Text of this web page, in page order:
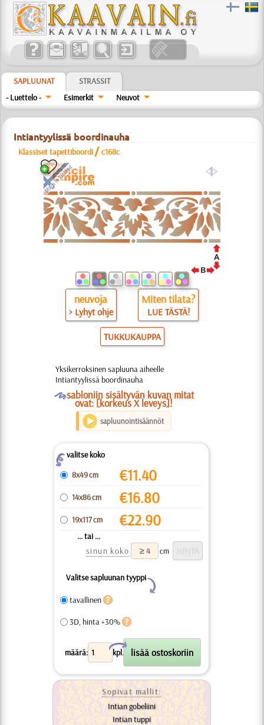
SAPLUUNAT
STRASSIT
- Luettelo -
Esimerkit Neuvot
Intiantyylissä boordinauha
Klassiset tapettiboordi /c168c
a
neuvoja
> Lyhyt ohje
Miten tilata?
LUE TÄSTÄ!
TUKKUKAUPPA
Yksikerroksinen sapluuna aiheelle
Intiantyylissä boordinauha
Osabloniin sisältyvän kuvan mitat
ovat: [korkeus X leveys]!
sapluunointisäännöt
Zvalitse koko
8x49 cm
€11.40
14x86 cm €16.80
19x117 cm €22.90
... tai ...
sinun koko
cm
Valitse sapluunan tyyppi
Y
tavallinen
3D, hinta +30%
määrä: kpl.
X
Sopivat mallit:
Intian gobeliini
Intian tuppi